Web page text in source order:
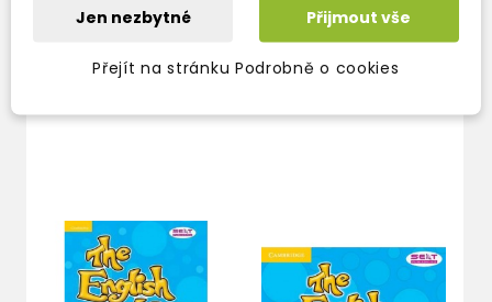
skladem (ihned
-15%
skladem (ihned
expedujeme)
Jen nezbytné Přijmout vše
Přejít na stránku Podrobně o cookies